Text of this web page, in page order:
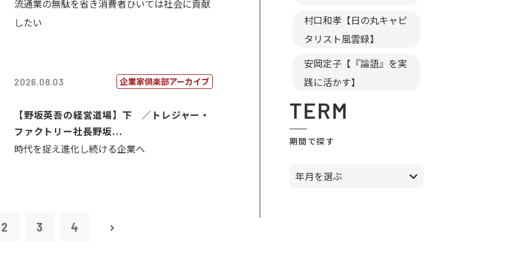
流通業の無駄を省き消費者ひいては社会に貢献
したい
2026.08.03 企業家倶楽部アーカイブ
【野坂英吾の経営道場】下 ／トレジャー・
ファクトリー社長野坂...
時代を捉え進化し続ける企業へ
2 3 4
村口和孝【日の丸キャピ
タリスト風雲録】
安岡定子【『論語』を実
践に活かす】
TERM
期間で探す
年月を選ぶ